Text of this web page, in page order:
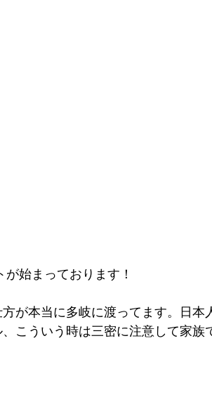
始まっております！
が本当に多岐に渡ってます。日本
こういう時は三密に注意して家族